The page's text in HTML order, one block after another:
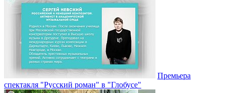
Премьера
спектакля "Русский роман" в "Глобусе"